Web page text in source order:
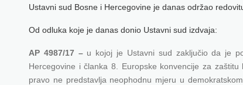
Ustavni sud Bosne i Hercegovine je danas održao
Od odluka koje je danas donio Ustavni sud izdvaja:
AP 4987/17 –u kojoj je Ustavni sud zaključio da je
Hercegovine i članka 8. Europske konvencije za
pravo ne predstavlja neophodnu mjeru u